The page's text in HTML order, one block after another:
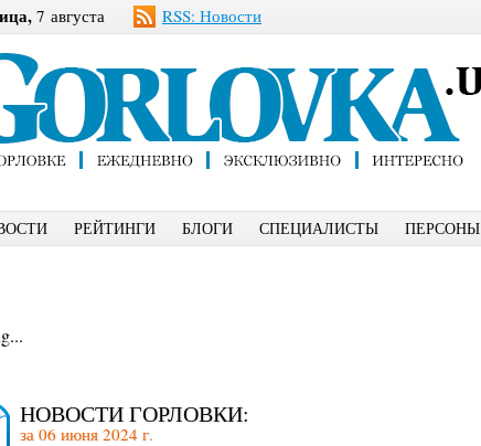
7 августа RSS: Новости
РЕЙТИНГИ БЛОГИ СПЕЦИАЛИСТЫ ПЕРСОНЫ
НОВОСТИ ГОРЛОВКИ:
за 06 июня 2024 г.